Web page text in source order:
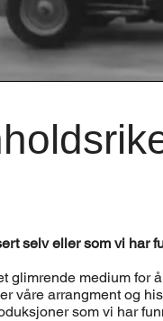
selv eller som vi har
glimrende medium for
våre arrangment og
som vi har